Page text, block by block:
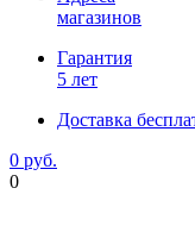
магазинов
Гарантия
5 лет
Доставка
0 руб.
0